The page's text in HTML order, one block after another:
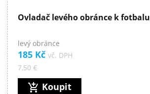
Ovladač levého obránce k fotbalu
levý obránce
185 Kč vč. DPH
7,50 €
add_shopping_cart Koupit